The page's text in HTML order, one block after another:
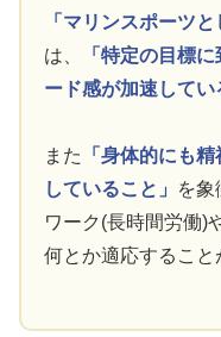
「マリンスポーツ
は、
「特定の目標
ード感が加速してい
また
「身体的にも
していること」
を象
ワーク(長時間労働)
何とか適応すること